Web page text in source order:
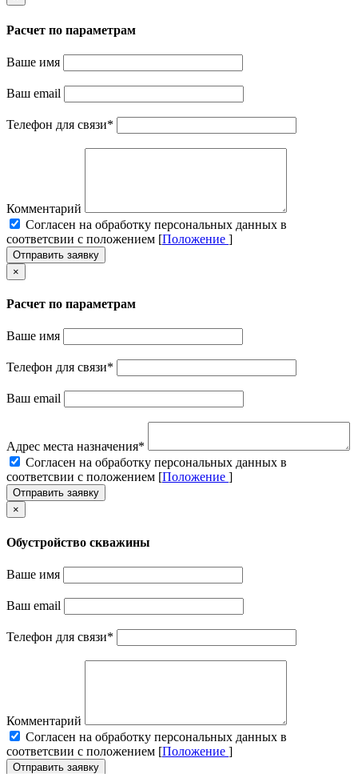
Расчет по параметрам
Ваше имя
Ваш email
Телефон для связи*
Комментарий
Cогласен на обработку персональных данных в
соответсвии с положением [Положение ]
Отправить заявку
×
Расчет по параметрам
Ваше имя
Телефон для связи*
Ваш email
Адрес места назначения*
Cогласен на обработку персональных данных в
соответсвии с положением [Положение ]
Отправить заявку
×
Обустройство скважины
Ваше имя
Ваш email
Телефон для связи*
Комментарий
Cогласен на обработку персональных данных в
соответсвии с положением [Положение ]
Отправить заявку